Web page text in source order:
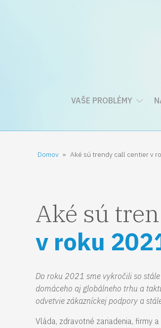
VAŠE PROBLÉMY
Domov » Aké sú trendy call centier v
Aké sú
v roku
Do roku 2021 sme vykročili so
domáceho aj globálneho trhu a
odvetvie zákazníckej podpory a
Vláda, zdravotné zariadenia, firmy